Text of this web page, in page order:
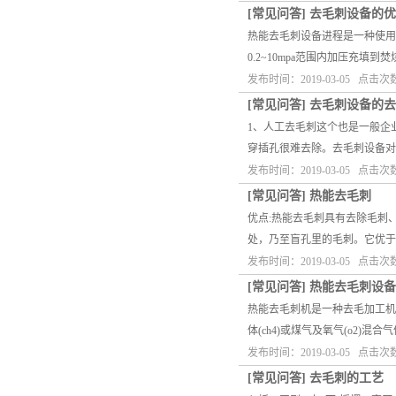
[常见问答] 去毛刺设备的
热能去毛刺设备进程是一种使
0.2~10mpa范围内加压充填到
发布时间：2019-03-05 点击次
[常见问答] 去毛刺设备的
1、人工去毛刺这个也是一般
穿插孔很难去除。去毛刺设备
发布时间：2019-03-05 点击次
[常见问答] 热能去毛刺
优点:热能去毛刺具有去除毛刺
处，乃至盲孔里的毛刺。它
发布时间：2019-03-05 点击次
[常见问答] 热能去毛刺设备
热能去毛刺机是一种去毛加工
体(ch4)或煤气及氧气(o2)混合
发布时间：2019-03-05 点击次
[常见问答] 去毛刺的工艺